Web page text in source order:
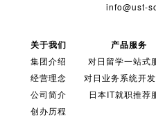
info@ust-
关于我们
集团介绍
经营理念
公司简介
创办历程
产品服务
对日留学一站式
对日业务系统开
日本IT就职推荐